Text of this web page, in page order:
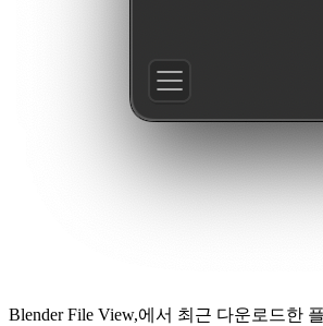
Blender File View,에서 최근 다운로드한